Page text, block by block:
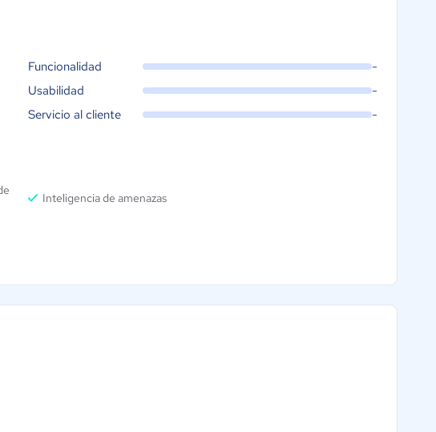
Funcionalidad
-
Usabilidad
-
Servicio al cliente
-
Inteligencia de amenazas